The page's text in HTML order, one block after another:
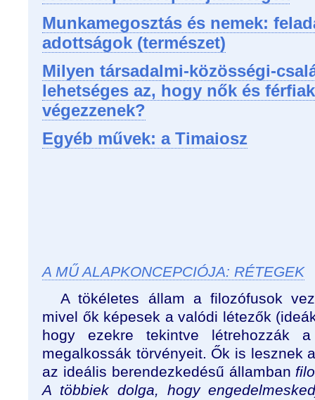
Munkamegosztás és nemek:
adottságok (természet)
Milyen társadalmi-közösségi-
lehetséges az, hogy nők és
végezzenek?
Egyéb művek: a Timaiosz
A MŰ ALAPKONCEPCIÓJA: RÉTEGEK
A tökéletes állam a filozófusok
mivel ők képesek a valódi létezők
hogy ezekre tekintve létrehozzák
megalkossák törvényeit. Ők is lesznek
az ideális berendezkedésű államban
A többiek dolga, hogy